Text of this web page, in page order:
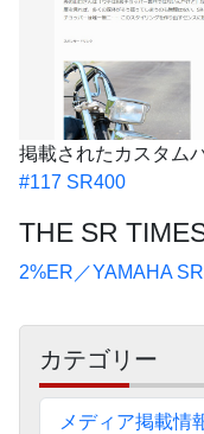
掲載されたカスタム
#117 SR400
THE SR
2%ER／YAMAHA
サ
イ
ド
カテゴリー
メディア掲載情